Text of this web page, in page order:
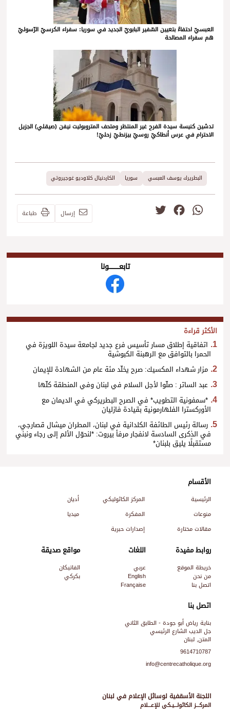
العبسيّ احتفاءً بتعيين السّفير البابويّ الجديد في سوريا: سفراء الكرسيّ الرّسوليّ
هم سفراء المصالحة
تدشين كنيسة سيدة الفرح غير المنتظر ومتحف المتروبوليت نيفن (صيقلي) الجزيل
الاحترام في عرس أنطاكيّ روسيّ بيزنطيّ زحليّ!
البطريرك يوسف العبسي سوريا الكاردنيال كلاوديو غوجيروتي
WhatsApp
Facebook إرسال طباعة
تابعــــــــــونا
الأكثر قراءة
اتفاقية إطلاق مسار تأسيس فرع جديد لجامعة سيدة اللويزة في
الحمرا بالتوافق مع الرهبنة الكبوشية
مزار شهداء المكسيك: صرح يخلّد مئة عام من الشهادة للإيمان
عبد الساتر : صلّوا لأجل السلام في لبنان وفي المنطقة كلّها
*سمفونية التطويب* في الصرح البطريركي في الديمان مع
الأوركسترا الفلهارمونية بقيادة فازليان
رسالة رئيس الطائفة الكلدانية في لبنان، المطران ميشال قصارجي،
في الذكرى السادسة لانفجار مرفأ بيروت: *لنحوّل الألم إلى رجاء ونبني
مستقبلًا يليق بلبنان*
اللجنة الأسقفية لوسائل الإعلام في لبنان
المركـــز الكاثولـــيـكي للإعـــلام
اتصل بنا
بناية رياض أبو جودة - الطابق الثاني
جل الديب الشارع الرئيسي
المتن, لبنان
9614710787
info@centrecatholique.org
الأقسام
الرئيسية المركز الكاثوليكي
أديان
منوعات
المفكرة
ميديا
مقالات مختارة
إصدارات حبرية
روابط مفيدة
خريطة الموقع
من نحن
اتصل بنا
اللغات
عربي
English
Française
مواقع صديقة
الفاتيكان
بكركي